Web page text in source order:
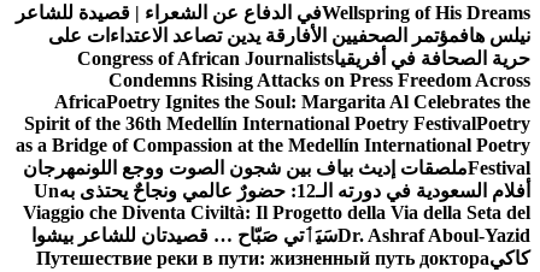
Wellspring of His Dreamsفي الدفاع عن الشعراء | قصيدة للشاعر
نيلس هافمؤتمر الصحفيين الأفارقة يدين تصاعد الاعتداءات على
حرية الصحافة في أفريقياCongress of African Journalists
Condemns Rising Attacks on Press Freedom Across
AfricaPoetry Ignites the Soul: Margarita Al Celebrates the
Spirit of the 36th Medellín International Poetry FestivalPoetry
as a Bridge of Compassion at the Medellín International Poetry
Festivalملصقات إديث بياف بين شجون الصوت ووجع اللونمهرجان
أفلام السعودية في دورته الـ12: حضورٌ عالمي ونجاحٌ يحتذى به
Un
Viaggio che Diventa Civiltà: Il Progetto della Via della Seta del
Dr. Ashraf Aboul-Yazidسَيَٲتي صَبّاح … قصيدتان للشاعر بيشوا
كاكيПутешествие реки в пути: жизненный путь доктора